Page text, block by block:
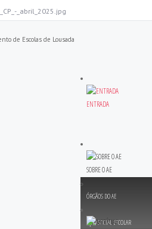
ENTRADA
SOBRE O AE
ÓRGÃOS DO AE
AÇÃO SOCIAL ESCOLAR